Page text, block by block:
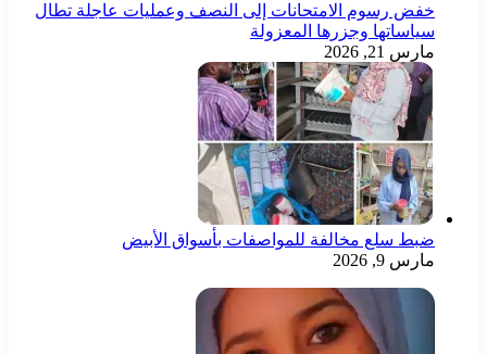
خفض رسوم الامتحانات إلى النصف وعمليات عاجلة تطال
سياساتها وجزرها المعزولة
مارس 21, 2026
ضبط سلع مخالفة للمواصفات بأسواق الأبيض
مارس 9, 2026